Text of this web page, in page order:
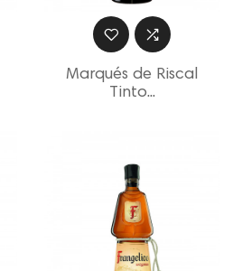
Marqués de Riscal
Tinto...